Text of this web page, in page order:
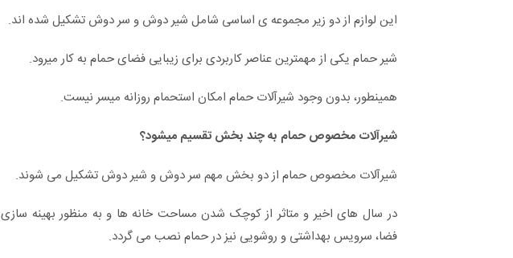
این لوازم از دو زیر مجموعه ی اساسی شامل شیر دوش و سر دوش تشکیل شده اند.
شیر حمام یکی از مهمترین عناصر کاربردی برای زیبایی فضای حمام به کار میرود.
همینطور، بدون وجود شیرآلات حمام امکان استحمام روزانه میسر نیست.
شیرآلات مخصوص حمام به چند بخش تقسیم میشود؟
شیرآلات مخصوص حمام از دو بخش مهم سر دوش و شیر دوش تشکیل می شوند.
در سال های اخیر و متاثر از کوچک شدن مساحت خانه ها و به منظور بهینه سازی
فضا، سرویس بهداشتی و روشویی نیز در حمام نصب می گردد.